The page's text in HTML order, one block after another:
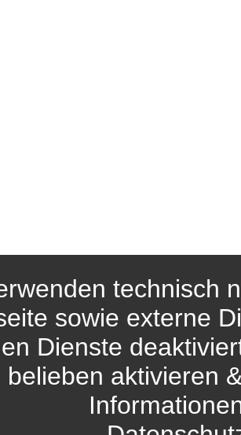
technisch
sowie externe
Dienste
belieben aktivieren